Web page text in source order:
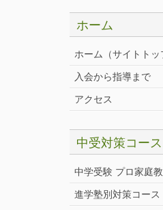
ホーム
ホーム（サイトトッ
入会から指導まで
アクセス
中受対策コース
中学受験 プロ家庭教
進学塾別対策コース